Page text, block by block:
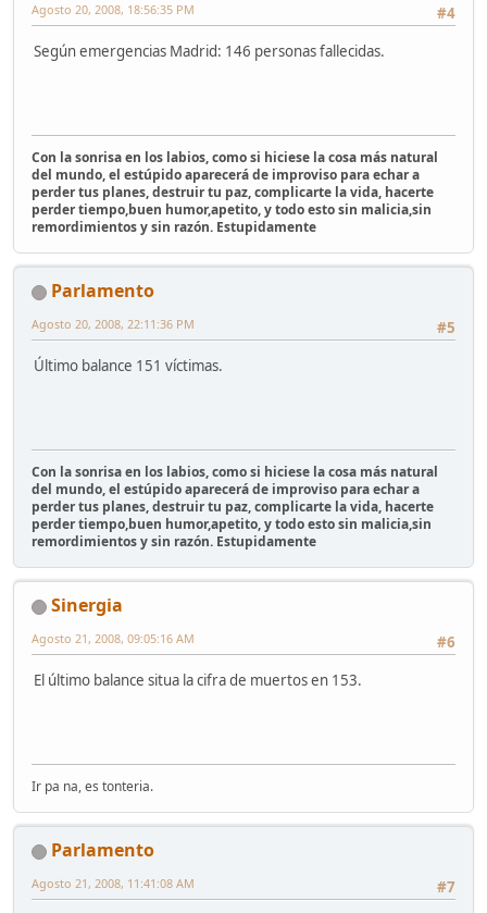
#4
Agosto 20, 2008, 18:56:35 PM
Según emergencias Madrid: 146 personas fallecidas.
Con la sonrisa en los labios, como si hiciese la cosa más natural
del mundo, el estúpido aparecerá de improviso para echar a
perder tus planes, destruir tu paz, complicarte la vida, hacerte
perder tiempo,buen humor,apetito, y todo esto sin malicia,sin
remordimientos y sin razón. Estupidamente
Parlamento
#5
Agosto 20, 2008, 22:11:36 PM
Último balance 151 víctimas.
Con la sonrisa en los labios, como si hiciese la cosa más natural
del mundo, el estúpido aparecerá de improviso para echar a
perder tus planes, destruir tu paz, complicarte la vida, hacerte
perder tiempo,buen humor,apetito, y todo esto sin malicia,sin
remordimientos y sin razón. Estupidamente
Sinergia
#6
Agosto 21, 2008, 09:05:16 AM
El último balance situa la cifra de muertos en 153.
Ir pa na, es tonteria.
Parlamento
#7
Agosto 21, 2008, 11:41:08 AM